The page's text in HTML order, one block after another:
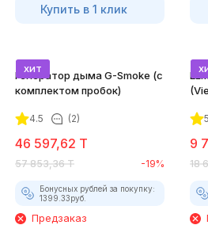
Купить в 1 клик
хит
Генератор дыма G-Smoke (c
комплектом пробок)
4.5 (2)
46 597,62 T
57 853,36 T -19%
Бонусных рублей за покупку:
1399.33руб.
Предзаказ
9
18